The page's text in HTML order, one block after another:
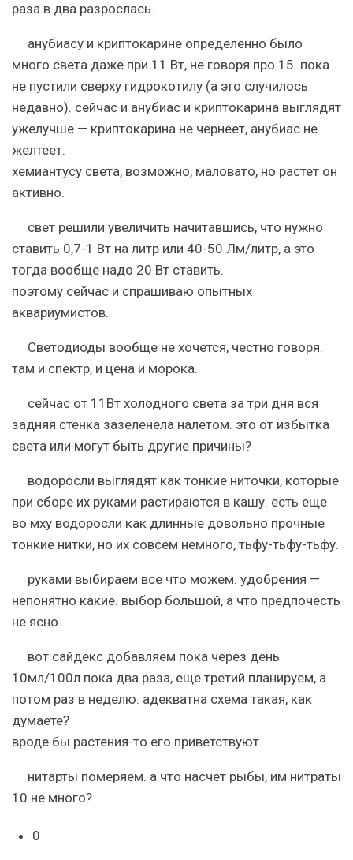
раза в два разрослась.
анубиасу и криптокарине определенно было
много света даже при 11 Вт, не говоря про 15. пока
не пустили сверху гидрокотилу (а это случилось
недавно). сейчас и анубиас и криптокарина выглядят
ужелучше — криптокарина не чернеет, анубиас не
желтеет.
хемиантусу света, возможно, маловато, но растет он
активно.
свет решили увеличить начитавшись, что нужно
ставить 0,7-1 Вт на литр или 40-50 Лм/литр, а это
тогда вообще надо 20 Вт ставить.
поэтому сейчас и спрашиваю опытных
аквариумистов.
Светодиоды вообще не хочется, честно говоря.
там и спектр, и цена и морока.
сейчас от 11Вт холодного света за три дня вся
задняя стенка зазеленела налетом. это от избытка
света или могут быть другие причины?
водоросли выглядят как тонкие ниточки, которые
при сборе их руками растираются в кашу. есть еще
во мху водоросли как длинные довольно прочные
тонкие нитки, но их совсем немного, тьфу-тьфу-тьфу.
руками выбираем все что можем. удобрения —
непонятно какие. выбор большой, а что предпочесть
не ясно.
вот сайдекс добавляем пока через день
10мл/100л пока два раза, еще третий планируем, а
потом раз в неделю. адекватна схема такая, как
думаете?
вроде бы растения-то его приветствуют.
нитарты померяем. а что насчет рыбы, им нитраты
10 не много?
0